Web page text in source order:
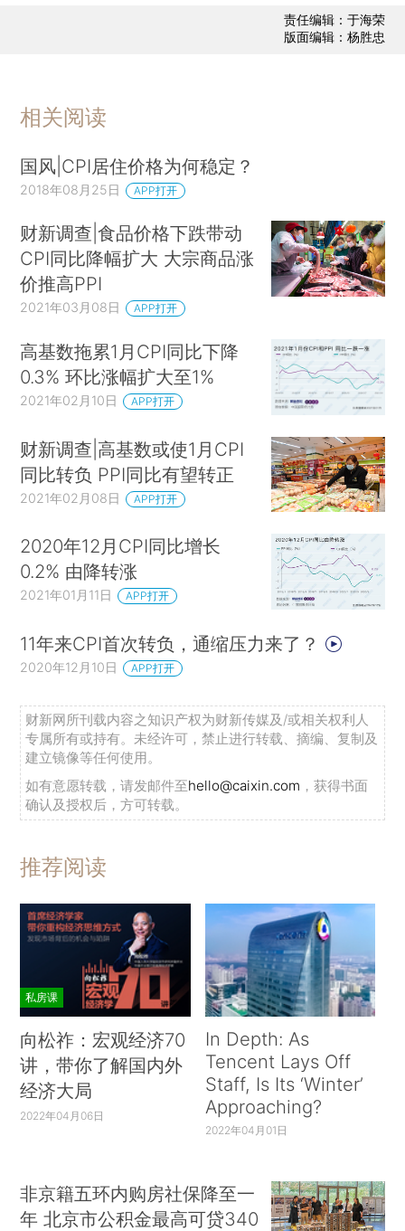
责任编辑：于海荣
版面编辑：杨胜忠
相关阅读
国风|CPI居住价格为何稳定？
2018年08月25日 APP打开
财新调查|食品价格下跌带动
CPI同比降幅扩大 大宗商品涨
价推高PPI
2021年03月08日 APP打开
高基数拖累1月CPI同比下降
0.3% 环比涨幅扩大至1%
2021年02月10日 APP打开
财新调查|高基数或使1月CPI
同比转负 PPI同比有望转正
2021年02月08日 APP打开
2020年12月CPI同比增长
0.2% 由降转涨
2021年01月11日 APP打开
11年来CPI首次转负，通缩压力来了？
2020年12月10日 APP打开
财新网所刊载内容之知识产权为财新传媒及/或相关权利人
专属所有或持有。未经许可，禁止进行转载、摘编、复制及
建立镜像等任何使用。
如有意愿转载，请发邮件至hello@caixin.com ，获得书面
确认及授权后，方可转载。
推荐阅读
私房课
向松祚：宏观经济70
讲，带你了解国内外
经济大局
2022年04月06日
In Depth: As
Tencent Lays Off
Staff, Is Its ‘Winter’
Approaching?
2022年04月01日
非京籍五环内购房社保降至一
年 北京市公积金最高可贷340